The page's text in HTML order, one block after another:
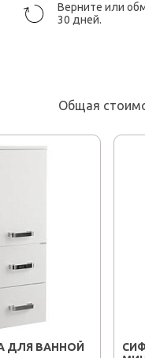
Верните или
30 дней.
Общая
ДЛЯ ВАННОЙ